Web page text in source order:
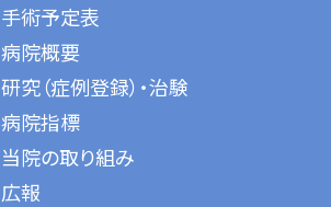
手術予定表
病院概要
研究（症例登録）・治験
病院指標
当院の取り組み
広報